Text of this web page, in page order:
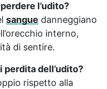
l’udito?
sangue danneggiano
interno,
di sentire.
dell’udito?
rispetto alla